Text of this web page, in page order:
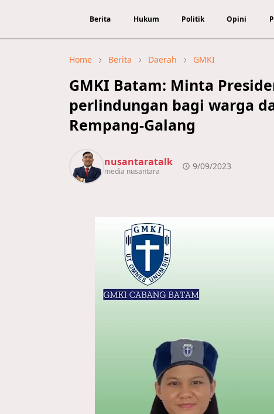
Berita Hukum Politik Opini
Home Berita Daerah GMKI
GMKI Batam: Minta
perlindungan bagi warga
Rempang-Galang
nusantaratalk
media nusantara 9/09/2023